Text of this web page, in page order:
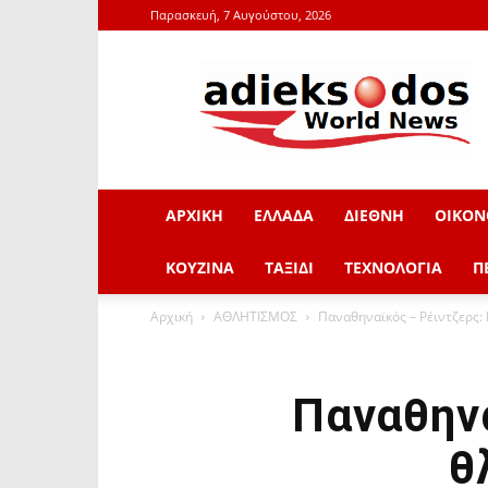
Παρασκευή, 7 Αυγούστου, 2026
adieksodos.gr
ΑΡΧΙΚΗ ΕΛΛΑΔΑ ΔΙΕΘΝΗ
ΚΟΥΖΙΝΑ ΤΑΞΙΔΙ ΤΕΧΝΟΛΟΓΙΑ
Αρχική ΑΘΛΗΤΙΣΜΟΣ Παναθηναϊκός –